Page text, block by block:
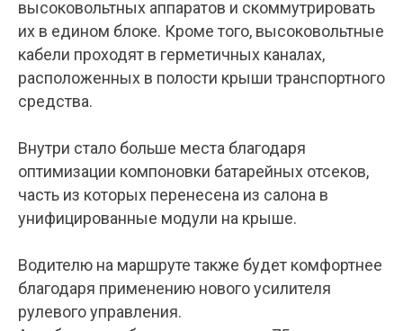
высоковольтных аппаратов и скоммутрировать
их в едином блоке. Кроме того, высоковольтные
кабели проходят в герметичных каналах,
расположенных в полости крыши транспортного
средства.
Внутри стало больше места благодаря
оптимизации компоновки батарейных отсеков,
часть из которых перенесена из салона в
унифицированные модули на крыше.
Водителю на маршруте также будет комфортнее
благодаря применению нового усилителя
рулевого управления.